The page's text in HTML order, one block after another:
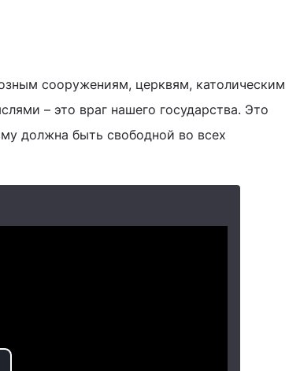
сооружениям, церквям, католическим
– это враг нашего государства. Это
должна быть свободной во всех